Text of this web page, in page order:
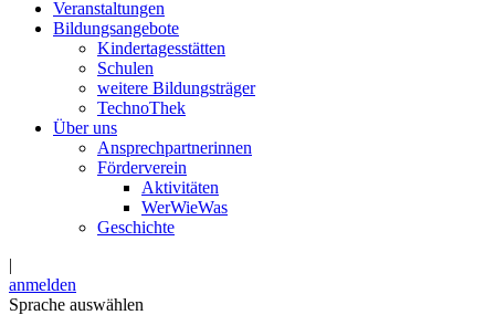
Veranstaltungen
Bildungsangebote
Kindertagesstätten
Schulen
weitere Bildungsträger
TechnoThek
Über uns
Ansprechpartnerinnen
Förderverein
Aktivitäten
WerWieWas
Geschichte
|
anmelden
Sprache auswählen